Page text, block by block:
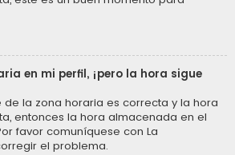
en mi perfil, ¡pero la hora sigue
de la zona horaria es correcta y la hora
entonces la hora almacenada en el
favor comuníquese con La
el problema.